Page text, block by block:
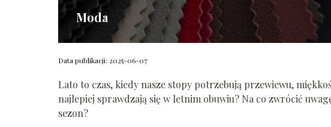
Moda
Data publikacji: 2025-06-07
Lato to czas, kiedy nasze stopy potrzebują przewiewu,
najlepiej sprawdzają się w letnim obuwiu? Na co zwrócić
sezon?